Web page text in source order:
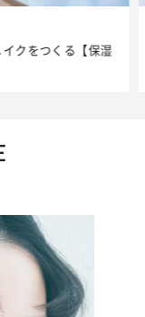
クをつくる【保湿